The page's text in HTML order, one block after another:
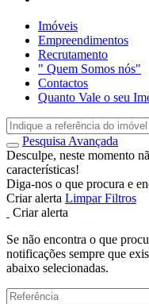
Imóveis
Empreendimentos
Recrutamento
" Quem Somos nós"
Contactos
Quanto Vale o seu
Pesquisa Avançada
Desculpe, neste momento
características!
Diga-nos o que procura e
Criar alerta Limpar Filtros
Criar alerta
Se não encontra o que
notificações sempre que
abaixo selecionadas.